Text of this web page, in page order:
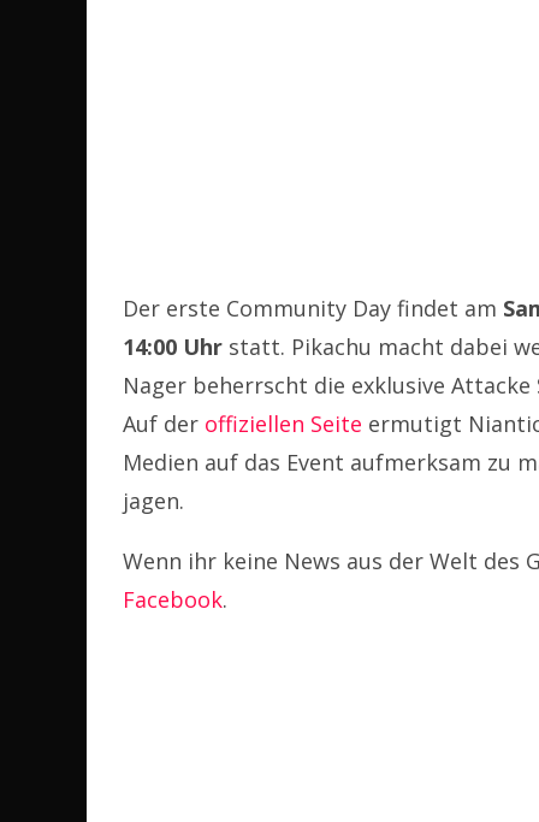
Der erste Community Day findet am
14:00 Uhr statt. Pikachu macht dabei
Nager beherrscht die exklusive
Auf der offiziellen Seite ermutigt
Medien auf das Event aufmerksam zu
jagen.
Wenn ihr keine News aus der Welt
Facebook.